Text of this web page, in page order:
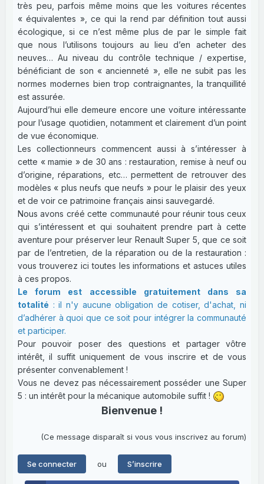
très peu, parfois même moins que les voitures récentes
« équivalentes », ce qui la rend par définition tout aussi
écologique, si ce n’est même plus de par le simple fait
que nous l’utilisons toujours au lieu d’en acheter des
neuves… Au niveau du contrôle technique / expertise,
bénéficiant de son « ancienneté », elle ne subit pas les
normes modernes bien trop contraignantes, la tranquillité
est assurée.
Aujourd’hui elle demeure encore une voiture intéressante
pour l’usage quotidien, notamment et clairement d’un point
de vue économique.
Les collectionneurs commencent aussi à s’intéresser à
cette « mamie » de 30 ans : restauration, remise à neuf ou
d’origine, réparations, etc… permettent de retrouver des
modèles « plus neufs que neufs » pour le plaisir des yeux
et de voir ce patrimoine français ainsi sauvegardé.
Nous avons créé cette communauté pour réunir tous ceux
qui s’intéressent et qui souhaitent prendre part à cette
aventure pour préserver leur Renault Super 5, que ce soit
par de l’entretien, de la réparation ou de la restauration :
vous trouverez ici toutes les informations et astuces utiles
à ces propos.
Le forum est accessible gratuitement dans sa
totalité : il n'y aucune obligation de cotiser, d'achat, ni
d’adhérer à quoi que ce soit pour intégrer la communauté
et participer.
Pour pouvoir poser des questions et partager vôtre
intérêt, il suffit uniquement de vous inscrire et de vous
présenter convenablement !
Vous ne devez pas nécessairement posséder une Super
5 : un intérêt pour la mécanique automobile suffit !
Bienvenue !
(Ce message disparaît si vous vous inscrivez au forum)
Se connecter ou S’inscrire